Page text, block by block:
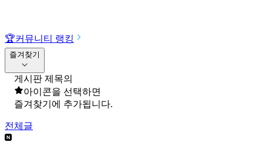
🏆커뮤니티 랭킹
즐겨찾기
게시판 제목의
아이콘을 선택하면
즐겨찾기에 추가됩니다.
전체글